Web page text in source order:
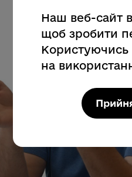
Наш веб-сайт
щоб зробити
на